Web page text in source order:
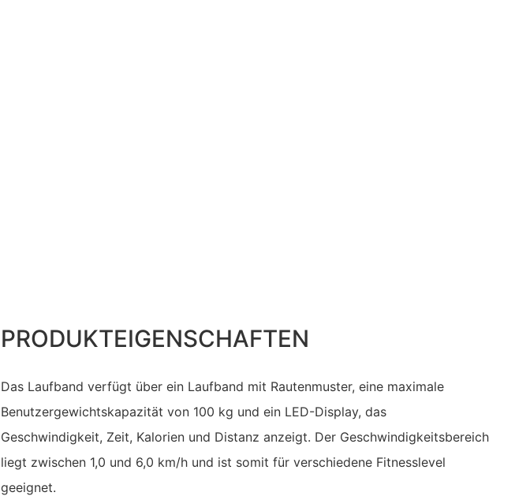
PRODUKTEIGENSCHAFTEN
Das Laufband verfügt über ein Laufband mit Rautenmuster, eine maximale
Benutzergewichtskapazität von 100 kg und ein LED-Display, das
Geschwindigkeit, Zeit, Kalorien und Distanz anzeigt. Der Geschwindigkeitsbereich
liegt zwischen 1,0 und 6,0 ​​km/h und ist somit für verschiedene Fitnesslevel
geeignet.